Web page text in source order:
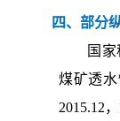
四、部分
国
煤矿透
2015.12